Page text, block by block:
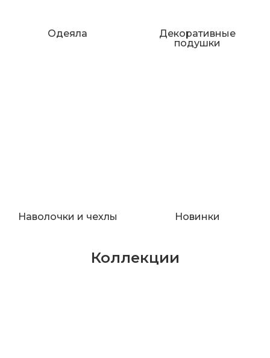
Одеяла
Декоративные
подушки
Наволочки и чехлы Новинки
Коллекции